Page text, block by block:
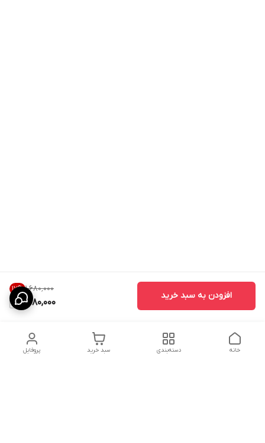
۱٬۶۸۰٬۰۰۰ 17%
1,380,000
افزودن به سبد خرید
پروفایل سبد خرید دسته‌بندی خانه